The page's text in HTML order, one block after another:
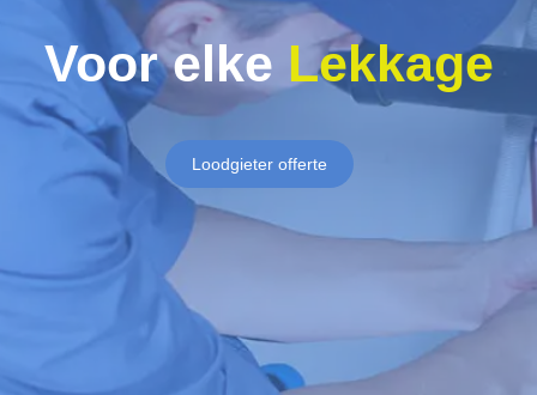
Voor elke Lekkage
Loodgieter offerte